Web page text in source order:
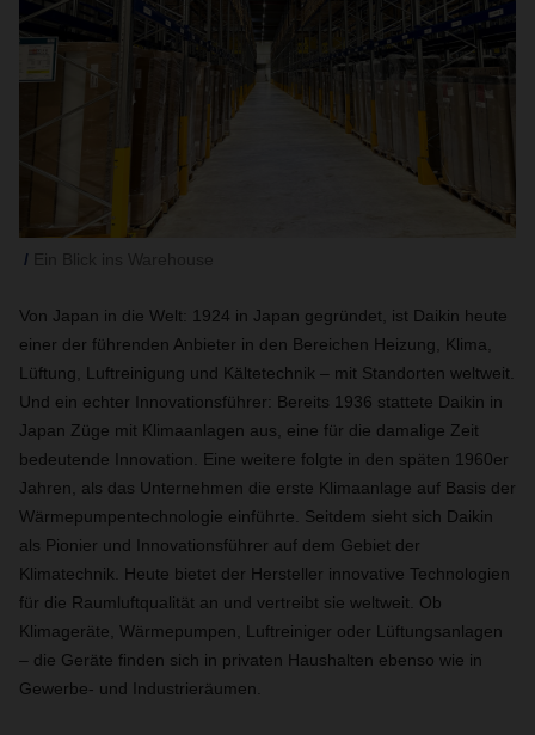
Von Japan in die Welt: 1924 in Japan gegründet, ist Daikin heute
einer der führenden Anbieter in den Bereichen Heizung, Klima,
Lüftung, Luftreinigung und Kältetechnik – mit Standorten weltweit.
Und ein echter Innovationsführer: Bereits 1936 stattete Daikin in
Japan Züge mit Klimaanlagen aus, eine für die damalige Zeit
bedeutende Innovation. Eine weitere folgte in den späten 1960er
Jahren, als das Unternehmen die erste Klimaanlage auf Basis der
Wärmepumpentechnologie einführte. Seitdem sieht sich Daikin
als Pionier und Innovationsführer auf dem Gebiet der
Klimatechnik. Heute bietet der Hersteller innovative Technologien
für die Raumluftqualität an und vertreibt sie weltweit. Ob
Klimageräte, Wärmepumpen, Luftreiniger oder Lüftungsanlagen
– die Geräte finden sich in privaten Haushalten ebenso wie in
Gewerbe- und Industrieräumen.